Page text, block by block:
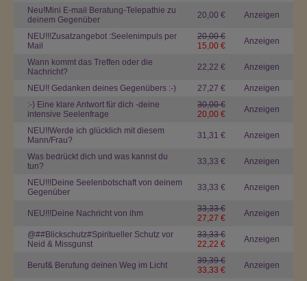
Neu!Mini E-mail Beratung-Telepathie zu
deinem Gegenüber
20,00 € Anzeigen
NEU!!!Zusatzangebot :Seelenimpuls per
Mail
20,00 €
15,00 €
Anzeigen
Wann kommt das Treffen oder die
Nachricht?
22,22 € Anzeigen
NEU!! Gedanken deines Gegenübers :-) 27,27 €
Anzeigen
:-) Eine klare Antwort für dich -deine
intensive Seelenfrage
30,00 €
20,00 €
Anzeigen
NEU!!Werde ich glücklich mit diesem
Mann/Frau?
31,31 € Anzeigen
Was bedrückt dich und was kannst du
tun?
33,33 € Anzeigen
NEU!!!Deine Seelenbotschaft von deinem
Gegenüber
33,33 € Anzeigen
NEU!!!Deine Nachricht von ihm
33,33 €
27,27 €
Anzeigen
@##Blickschutz#Spiritueller Schutz vor
Neid & Missgunst
33,33 €
22,22 €
Anzeigen
Beruf& Berufung deinen Weg im Licht
39,39 €
33,33 €
Anzeigen